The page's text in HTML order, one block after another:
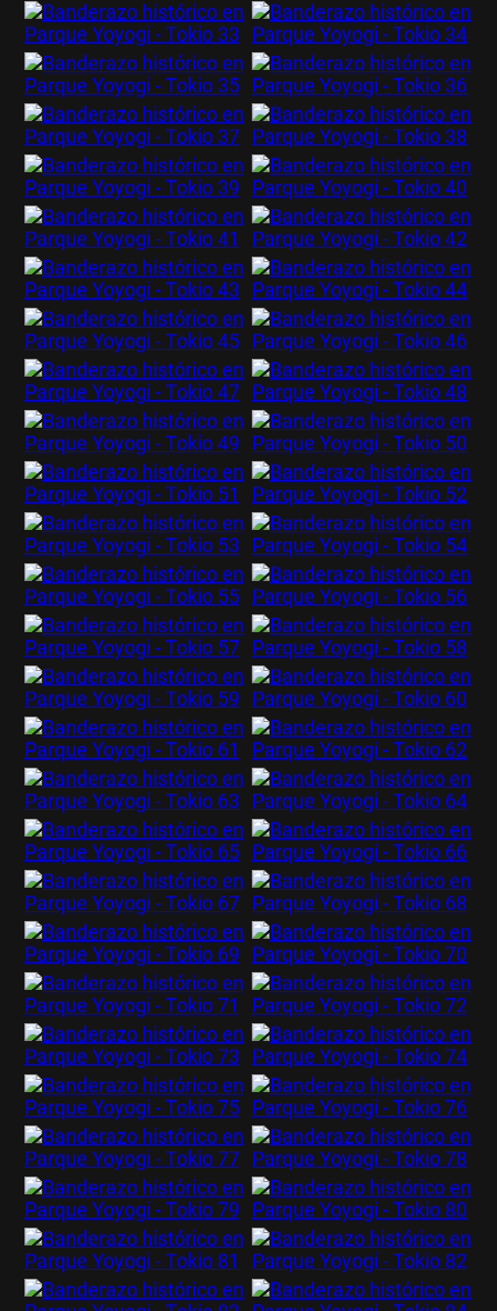
Términos y Condiciones
Políticas de Privacidad
Política Editorial
Ad Choices
La Página Millonaria, al igual que
Futbol Sites, es una compañía
perteneciente a Better Collective.
Todos los derechos reservados.
EL JUEGO COMPULSIVO ES PERJUDICIAL PARA
VOS Y TU FAMILIA, Línea gratuita de orientación al
jugador problemático: Buenos Aires Provincia
0800-444-4000, Buenos Aires Ciudad 0800-666-
6006
La aceptación de una de las ofertas presentadas en esta página
puede dar lugar a un pago aLa Página Millonaria. Este pago puede
influir en cómo y dónde aparecen los operadores de juego en la
página y en el orden en que aparecen, pero no influye en nuestras
evaluaciones.
EL JUGAR COMPULSIVAMENTE ES PERJUDICIAL PARA LA SALUD.